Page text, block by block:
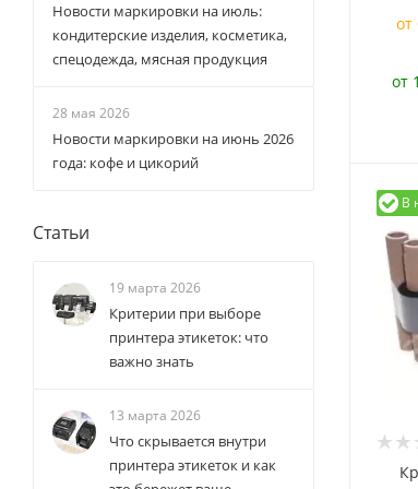
от
В
Новости маркировки на июль:
кондитерские изделия, косметика,
спецодежда, мясная продукция
28 мая 2026
Новости маркировки на июнь 2026
года: кофе и цикорий
Статьи
19 марта 2026
Критерии при выборе
принтера этикеток: что
важно знать
13 марта 2026
Что скрывается внутри
принтера этикеток и как